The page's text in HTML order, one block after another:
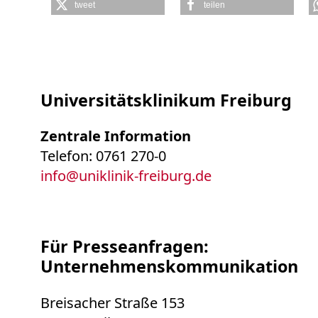
tweet teilen
Universitätsklinikum Freiburg
Zentrale Information
Telefon: 0761 270-0
info@uniklinik-freiburg.de
Für Presseanfragen:
Unternehmenskommunikation
Breisacher Straße 153